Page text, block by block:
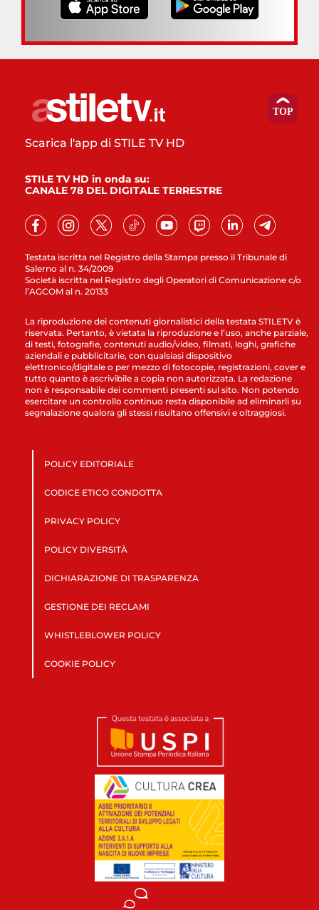
Testata iscritta nel Registro della Stampa presso il Tribunale di
Salerno al n. 34/2009
Società iscritta nel Registro degli Operatori di Comunicazione c/o
l’AGCOM al n. 20133
Scarica l'app di STILE TV HD
STILE TV HD in onda su:
CANALE 78 DEL DIGITALE TERRESTRE
La riproduzione dei contenuti giornalistici della testata STILETV è
riservata. Pertanto, è vietata la riproduzione e l’uso, anche parziale,
di testi, fotografie, contenuti audio/video, filmati, loghi, grafiche
aziendali e pubblicitarie, con qualsiasi dispositivo
elettronico/digitale o per mezzo di fotocopie, registrazioni, cover e
tutto quanto è ascrivibile a copia non autorizzata. La redazione
non è responsabile dei commenti presenti sul sito. Non potendo
esercitare un controllo continuo resta disponibile ad eliminarli su
segnalazione qualora gli stessi risultano offensivi e oltraggiosi.
POLICY EDITORIALE
CODICE ETICO CONDOTTA
PRIVACY POLICY
POLICY DIVERSITÀ
DICHIARAZIONE DI TRASPARENZA
GESTIONE DEI RECLAMI
WHISTLEBLOWER POLICY
COOKIE POLICY